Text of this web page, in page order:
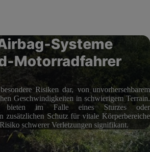
Systeme
Motorradfahrer
Risiken dar, von unvorhersehbarem
Geschwindigkeiten in schwierigem Terrain.
bieten im Falle eines Sturzes oder
zusätzlichen Schutz für vitale Körperbereiche
schwerer Verletzungen signifikant.